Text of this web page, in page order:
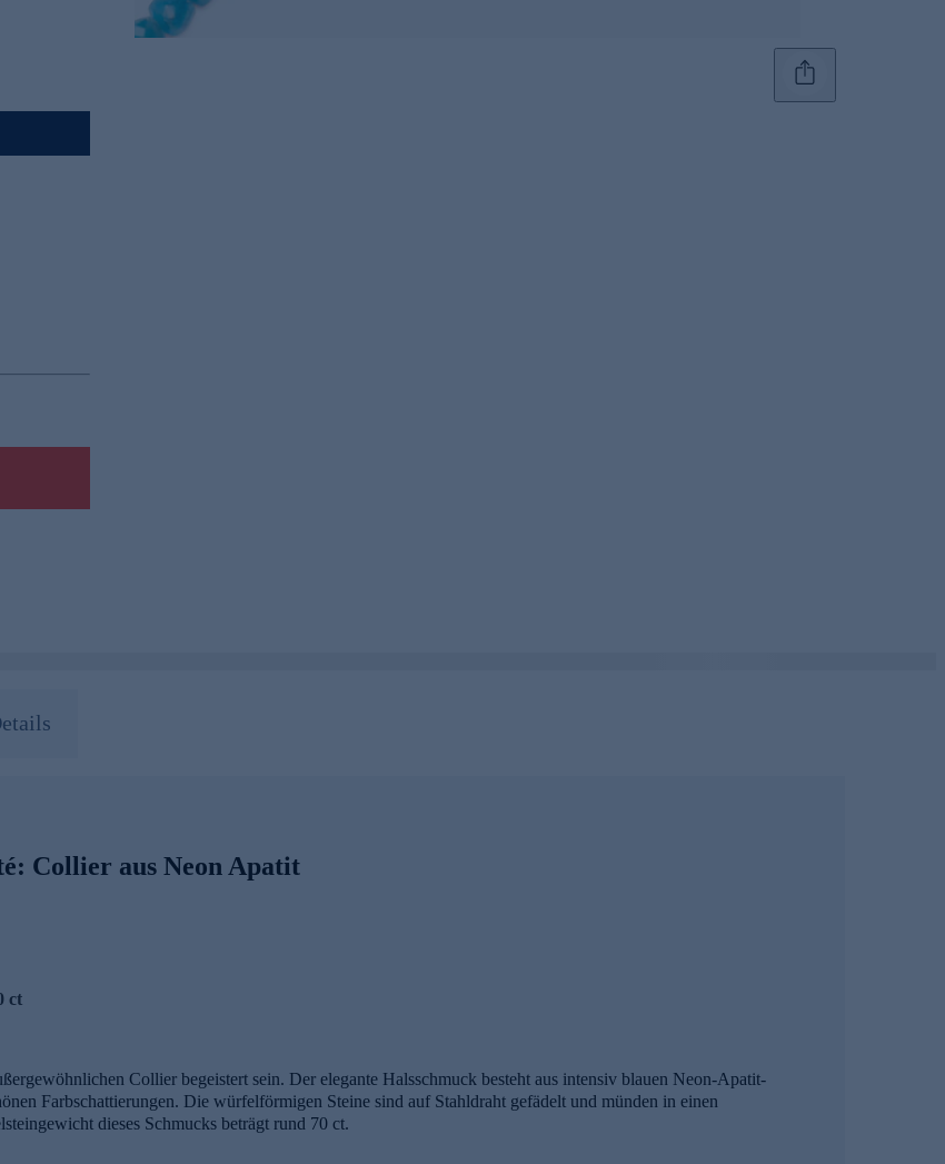
Collier aus Neon Apatit
ct
Collier begeistert sein. Der elegante Halsschmuck besteht aus intensiv blauen Neon-Apatit-
Farbschattierungen. Die würfelförmigen Steine sind auf Stahldraht gefädelt und münden in einen
dieses Schmucks beträgt rund 70 ct.